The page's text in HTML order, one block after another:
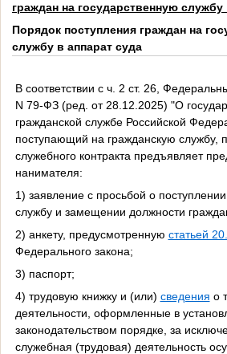
граждан на государственную службу
Порядок поступления граждан на
службу в аппарат суда
В соответствии с ч. 2 ст. 26,
N 79-ФЗ (ред. от 28.12.2025) "О
гражданской службе Российской
поступающий на гражданскую службу,
служебного контракта предъявляет
нанимателя:
1) заявление с просьбой о
службу и замещении должности
2) анкету, предусмотренную статьей
Федерального закона;
3) паспорт;
4) трудовую книжку и (или) сведения о
деятельности, оформленные в
законодательством порядке, за
служебная (трудовая) деятельность